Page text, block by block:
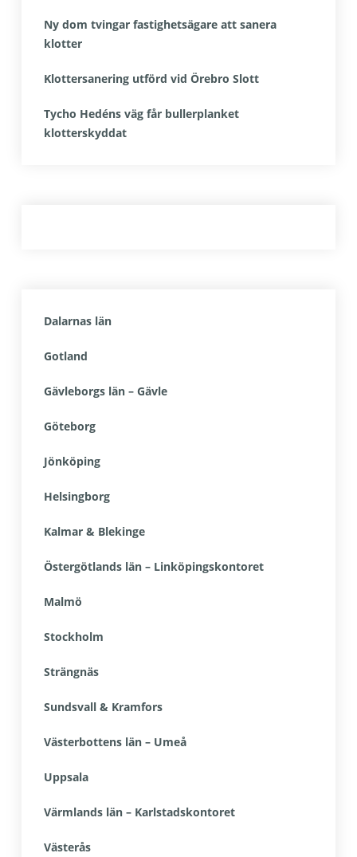
Ny dom tvingar fastighetsägare att sanera
klotter
Klottersanering utförd vid Örebro Slott
Tycho Hedéns väg får bullerplanket
klotterskyddat
Dalarnas län
Gotland
Gävleborgs län – Gävle
Göteborg
Jönköping
Helsingborg
Kalmar & Blekinge
Östergötlands län – Linköpingskontoret
Malmö
Stockholm
Strängnäs
Sundsvall & Kramfors
Västerbottens län – Umeå
Uppsala
Värmlands län – Karlstadskontoret
Västerås